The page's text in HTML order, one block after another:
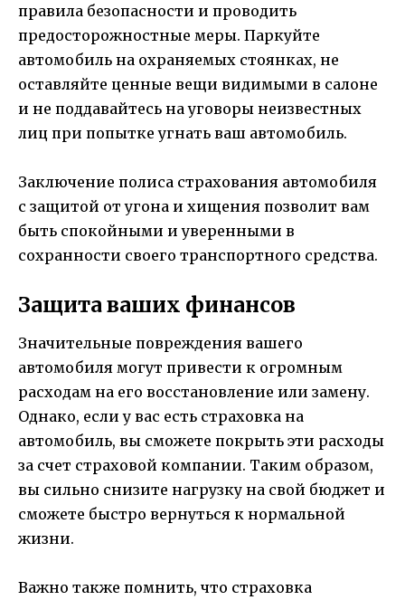
правила безопасности и проводить
предосторожностные меры. Паркуйте
автомобиль на охраняемых стоянках, не
оставляйте ценные вещи видимыми в салоне
и не поддавайтесь на уговоры неизвестных
лиц при попытке угнать ваш автомобиль.
Заключение полиса страхования автомобиля
с защитой от угона и хищения позволит вам
быть спокойными и уверенными в
сохранности своего транспортного средства.
Защита ваших финансов
Значительные повреждения вашего
автомобиля могут привести к огромным
расходам на его восстановление или замену.
Однако, если у вас есть страховка на
автомобиль, вы сможете покрыть эти расходы
за счет страховой компании. Таким образом,
вы сильно снизите нагрузку на свой бюджет и
сможете быстро вернуться к нормальной
жизни.
Важно также помнить, что страховка